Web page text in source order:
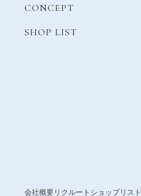
CONCEPT
SHOP LIST
会社概要 リクルート ショップリスト